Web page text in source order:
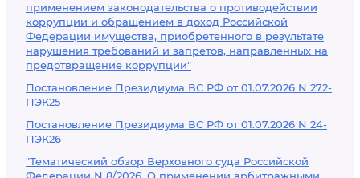
применением законодательства о противодействии
коррупции и обращением в доход Российской
Федерации имущества, приобретенного в результате
нарушения требований и запретов, направленных на
предотвращение коррупции"
Постановление Президиума ВС РФ от 01.07.2026 N 272-
ПЭК25
Постановление Президиума ВС РФ от 01.07.2026 N 24-
ПЭК26
"Тематический обзор Верховного суда Российской